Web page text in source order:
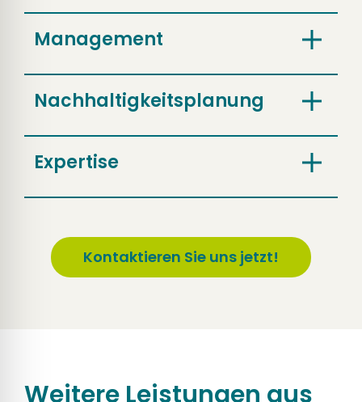
Management
Nachhaltigkeitsplanung
Expertise
Kontaktieren Sie uns jetzt!
Weitere Leistungen aus